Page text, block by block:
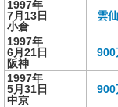
1997年
7月13日
小倉
雲
1997年
6月21日
阪神
900
1997年
5月31日
中京
900